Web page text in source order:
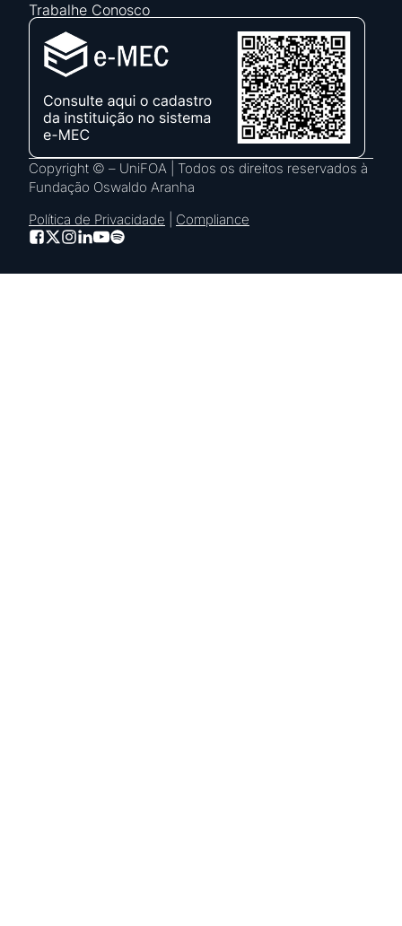
Trabalhe Conosco
Copyright © – UniFOA | Todos os direitos reservados à
Fundação Oswaldo Aranha
Política de Privacidade
Compliance